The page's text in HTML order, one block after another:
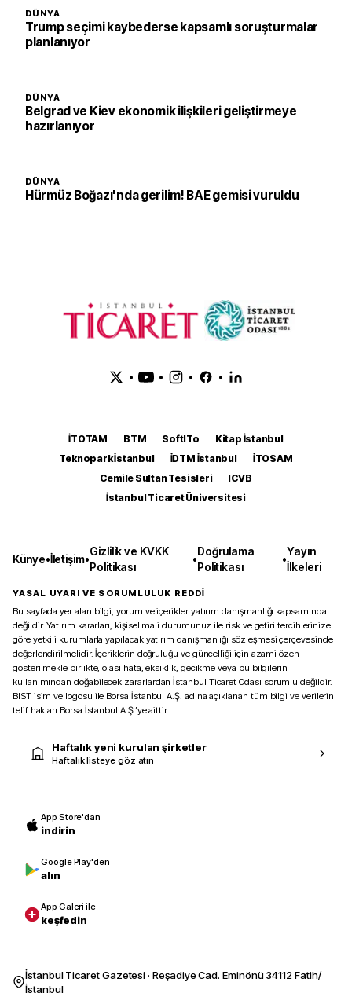
DÜNYA
Trump seçimi kaybederse kapsamlı soruşturmalar
planlanıyor
DÜNYA
Belgrad ve Kiev ekonomik ilişkileri geliştirmeye
hazırlanıyor
DÜNYA
Hürmüz Boğazı'nda gerilim! BAE gemisi vuruldu
• • • •
İTOTAM BTM SoftITo
Kitap İstanbul
Teknopark İstanbul
İDTM İstanbul
İTOSAM
Cemile Sultan Tesisleri
ICVB
İstanbul Ticaret Üniversitesi
Künye•İletişim•
Gizlilik ve KVKK
Politikası
•
Doğrulama
Politikası
•
Yayın
İlkeleri
YASAL UYARI VE SORUMLULUK REDDİ
Bu sayfada yer alan bilgi, yorum ve içerikler yatırım danışmanlığı kapsamında
değildir. Yatırım kararları, kişisel mali durumunuz ile risk ve getiri tercihlerinize
göre yetkili kurumlarla yapılacak yatırım danışmanlığı sözleşmesi çerçevesinde
değerlendirilmelidir. İçeriklerin doğruluğu ve güncelliği için azami özen
gösterilmekle birlikte, olası hata, eksiklik, gecikme veya bu bilgilerin
kullanımından doğabilecek zararlardan İstanbul Ticaret Odası sorumlu değildir.
BIST isim ve logosu ile Borsa İstanbul A.Ş. adına açıklanan tüm bilgi ve verilerin
telif hakları Borsa İstanbul A.Ş.’ye aittir.
Haftalık yeni kurulan şirketler
Haftalık listeye göz atın
App Store'dan
indirin
Google Play'den
alın
App Galeri ile
keşfedin
İstanbul Ticaret Gazetesi · Reşadiye Cad. Eminönü 34112 Fatih/
İstanbul